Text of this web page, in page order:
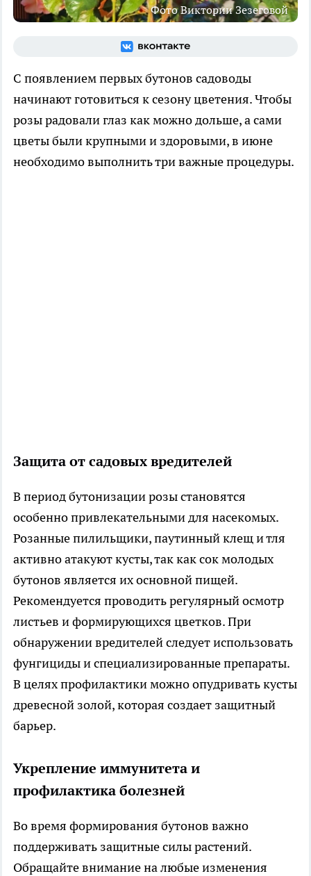
Фото Виктории Зезеговой
С появлением первых бутонов садоводы
начинают готовиться к сезону цветения. Чтобы
розы радовали глаз как можно дольше, а сами
цветы были крупными и здоровыми, в июне
необходимо выполнить три важные процедуры.
Защита от садовых вредителей
В период бутонизации розы становятся
особенно привлекательными для насекомых.
Розанные пилильщики, паутинный клещ и тля
активно атакуют кусты, так как сок молодых
бутонов является их основной пищей.
Рекомендуется проводить регулярный осмотр
листьев и формирующихся цветков. При
обнаружении вредителей следует использовать
фунгициды и специализированные препараты.
В целях профилактики можно опудривать кусты
древесной золой, которая создает защитный
барьер.
Укрепление иммунитета и
профилактика болезней
Во время формирования бутонов важно
поддерживать защитные силы растений.
Обращайте внимание на любые изменения